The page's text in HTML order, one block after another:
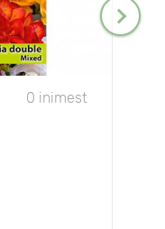
0 inimest